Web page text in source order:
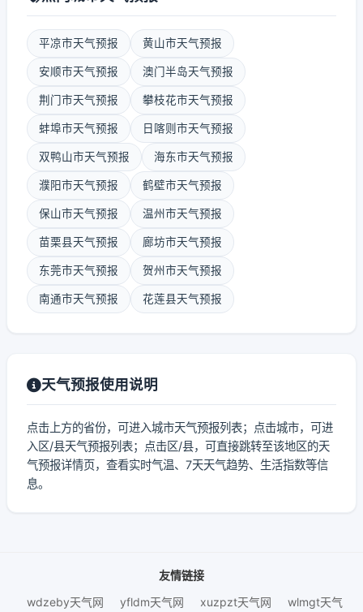
平凉市天气预报 黄山市天气预报
安顺市天气预报 澳门半岛天气预报
荆门市天气预报 攀枝花市天气预报
蚌埠市天气预报 日喀则市天气预报
双鸭山市天气预报 海东市天气预报
濮阳市天气预报 鹤壁市天气预报
保山市天气预报 温州市天气预报
苗栗县天气预报 廊坊市天气预报
东莞市天气预报 贺州市天气预报
南通市天气预报 花莲县天气预报
天气预报使用说明
点击上方的省份，可进入城市天气预报列表；点击城市，可进
入区/县天气预报列表；点击区/县，可直接跳转至该地区的天
气预报详情页，查看实时气温、7天天气趋势、生活指数等信
息。
友情链接
wdzeby天气网
yfldm天气网 xuzpzt天气网 wlmgt天气